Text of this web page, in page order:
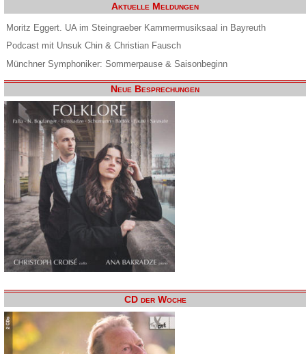
Aktuelle Meldungen
Moritz Eggert. UA im Steingraeber Kammermusiksaal in Bayreuth
Podcast mit Unsuk Chin & Christian Fausch
Münchner Symphoniker: Sommerpause & Saisonbeginn
Neue Besprechungen
CD der Woche